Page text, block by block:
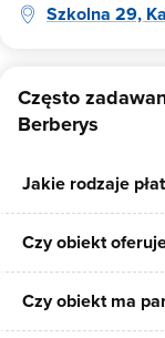
Szkolna 29,
Często
Berberys
Jakie rodzaje
W obiekcie
płatność
Czy obiekt
W obiekcie
śniadania, obiady,
Czy obiekt ma